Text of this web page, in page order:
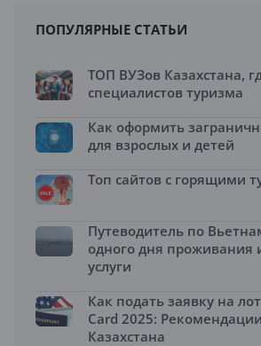
ПОПУЛЯРНЫЕ СТАТЬИ
ТОП ВУЗов Казахстана,
специалистов туризма
Как оформить
для взрослых и детей
Топ сайтов с горящими
Путеводитель по
одного дня проживания
услуги
Как подать заявку на
Card 2025:
Казахстана